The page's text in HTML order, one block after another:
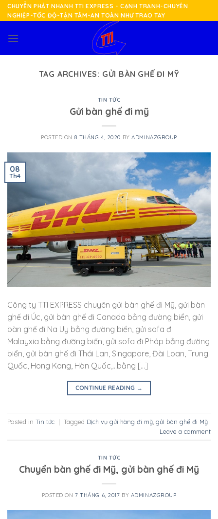
Skip
to
CHUYỂN PHÁT NHANH TTI EXPRESS - CẠNH TRANH-CHUYÊN
NGHIỆP-TỐC ĐỘ-TẬN TÂM-AN TOÀN NHƯ TRAO TAY
TAG ARCHIVES: GỬI BÀN GHẾ ĐI MỸ
TIN TỨC
Gửi bàn ghế đi mỹ
POSTED ON 8 THÁNG 4, 2020 BYADMINAZGROUP
08
Th4
Công ty TTI EXPRESS chuyên gửi bàn ghế đi Mỹ, gửi bàn
ghế đi Úc, gửi bàn ghế đi Canada bằng đường biển, gửi
bàn ghế đi Na Uy bằng đường biển, gửi sofa đi
Malayxia bằng đường biển, gửi sofa đi Pháp bằng đường
biển, gửi bàn ghế đi Thái Lan, Singapore, Đài Loan, Trung
Quốc, Hong Kong, Hàn Quốc,…bằng […]
CONTINUE READING →
Posted in Tin tức | Tagged Dịch vụ gửi hàng đi mỹ gửi bàn ghế đi Mỹ
Leave a comment
TIN TỨC
Chuyển bàn ghế đi Mỹ, gửi bàn ghế đi Mỹ
POSTED ON7 THÁNG 6, 2017 BY ADMINAZGROUP